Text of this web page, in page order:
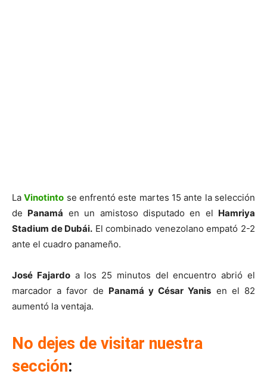
LaVinotinto se enfrentó este martes 15 ante la selección
de Panamá en un amistoso disputado en el Hamriya
Stadium de Dubái. El combinado venezolano empató 2-2
ante el cuadro panameño.
José Fajardoa los 25 minutos del encuentro abrió el
marcador a favor de Panamá y César Yanis en el 82
aumentó la ventaja.
No dejes de visitar nuestra
sección: